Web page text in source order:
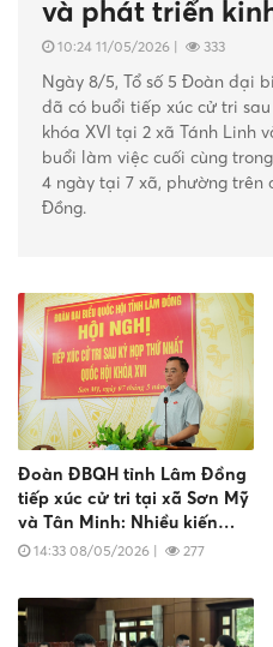
và phát triển
10:24 11/05/2026 | 333
Ngày 8/5, Tổ số 5 Đoàn đại
đã có buổi tiếp xúc cử tri
khóa XVI tại 2 xã Tánh Linh
buổi làm việc cuối cùng
4 ngày tại 7 xã, phường
Đồng.
Đoàn ĐBQH tỉnh Lâm Đồng
tiếp xúc cử tri tại xã Sơn Mỹ
và Tân Minh: Nhiều kiến
nghị dân sinh được cử tri
14:33 08/05/2026 | 277